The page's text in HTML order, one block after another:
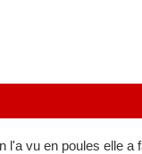
vu en poules elle